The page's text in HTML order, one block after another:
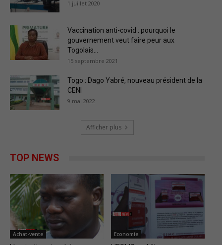
1 juillet 2020
Vaccination anti-covid : pourquoi le
gouvernement veut faire peur aux
Togolais...
15 septembre 2021
Togo : Dago Yabré, nouveau président de la
CENI
9 mai 2022
Afficher plus
TOP NEWS
Achat-vente Economie